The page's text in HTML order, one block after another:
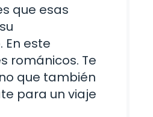
que esas
este
románicos. Te
que también
para un viaje